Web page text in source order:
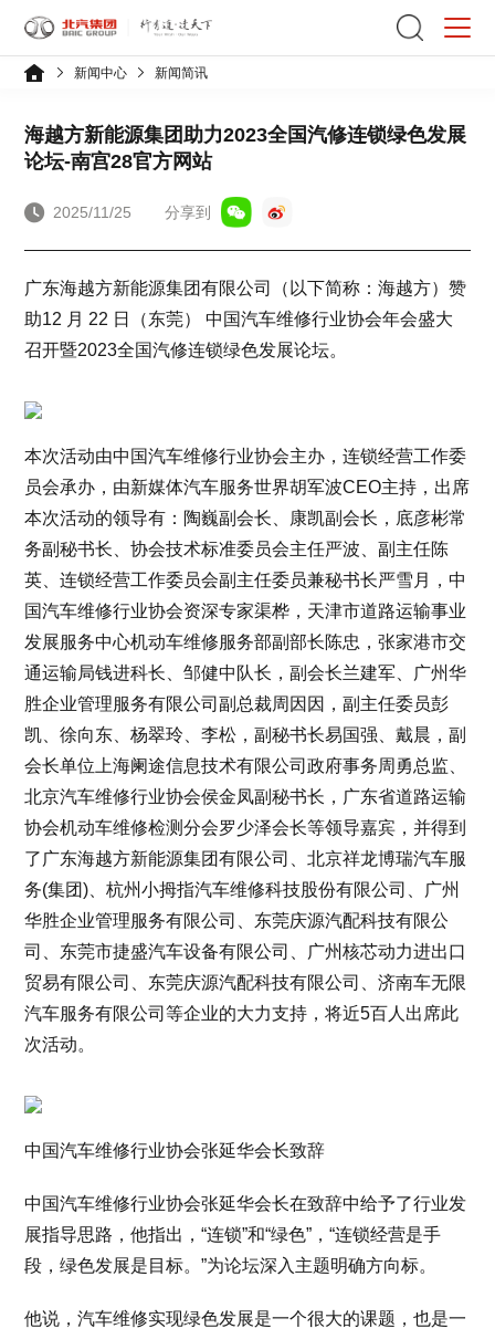
新闻中心 新闻简讯
海越方新能源集团助力2023全国汽修连锁绿色发展
论坛-南宫28官方网站
2025/11/25 分享到
广东海越方新能源集团有限公司（以下简称：海越方）赞
助12 月 22 日（东莞） 中国汽车维修行业协会年会盛大
召开暨2023全国汽修连锁绿色发展论坛。
本次活动由中国汽车维修行业协会主办，连锁经营工作委
员会承办，由新媒体汽车服务世界胡军波CEO主持，出席
本次活动的领导有：陶巍副会长、康凯副会长，底彦彬常
务副秘书长、协会技术标准委员会主任严波、副主任陈
英、连锁经营工作委员会副主任委员兼秘书长严雪月，中
国汽车维修行业协会资深专家渠桦，天津市道路运输事业
发展服务中心机动车维修服务部副部长陈忠，张家港市交
通运输局钱进科长、邹健中队长，副会长兰建军、广州华
胜企业管理服务有限公司副总裁周因因，副主任委员彭
凯、徐向东、杨翠玲、李松，副秘书长易国强、戴晨，副
会长单位上海阑途信息技术有限公司政府事务周勇总监、
北京汽车维修行业协会侯金凤副秘书长，广东省道路运输
协会机动车维修检测分会罗少泽会长等领导嘉宾，并得到
了广东海越方新能源集团有限公司、北京祥龙博瑞汽车服
务(集团)、杭州小拇指汽车维修科技股份有限公司、广州
华胜企业管理服务有限公司、东莞庆源汽配科技有限公
司、东莞市捷盛汽车设备有限公司、广州核芯动力进出口
贸易有限公司、东莞庆源汽配科技有限公司、济南车无限
汽车服务有限公司等企业的大力支持，将近5百人出席此
次活动。
中国汽车维修行业协会张延华会长致辞
中国汽车维修行业协会张延华会长在致辞中给予了行业发
展指导思路，他指出，“连锁”和“绿色”，“连锁经营是手
段，绿色发展是目标。”为论坛深入主题明确方向标。
他说，汽车维修实现绿色发展是一个很大的课题，也是一